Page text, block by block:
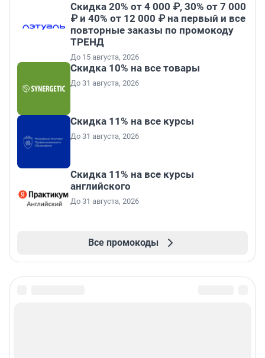
Скидка 20% от 4 000 ₽, 30% от 7 000
₽ и 40% от 12 000 ₽ на первый и все
повторные заказы по промокоду
ТРЕНД
До 15 августа, 2026
Скидка 10% на все товары
До 31 августа, 2026
Скидка 11% на все курсы
До 31 августа, 2026
Скидка 11% на все курсы
английского
До 31 августа, 2026
Все промокоды